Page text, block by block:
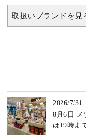
取扱いブランドを見
2026/7/31
8月6日 メ
は19時ま